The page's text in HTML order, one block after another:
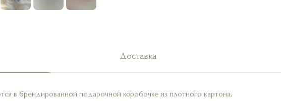
Доставка
в брендированной подарочной коробочке из плотного картона,